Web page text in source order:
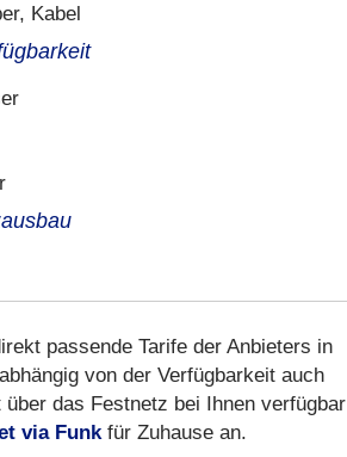
Kabel
passende Tarife der Anbieters in
von der Verfügbarkeit auch
das Festnetz bei Ihnen verfügbar
via Funkfür Zuhause an.